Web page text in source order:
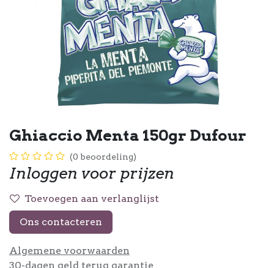
Ghiaccio Menta 150gr Dufour
(0 beoordeling)
Inloggen voor prijzen
Toevoegen aan verlanglijst
Ons contacteren
Algemene voorwaarden
30-dagen geld terug garantie